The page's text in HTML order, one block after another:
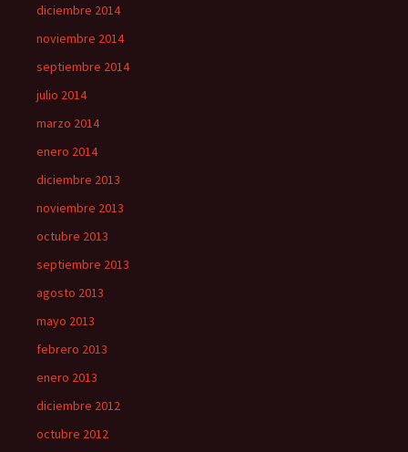
diciembre 2014
noviembre 2014
septiembre 2014
julio 2014
marzo 2014
enero 2014
diciembre 2013
noviembre 2013
octubre 2013
septiembre 2013
agosto 2013
mayo 2013
febrero 2013
enero 2013
diciembre 2012
octubre 2012